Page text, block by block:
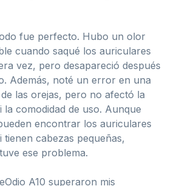
fue perfecto. Hubo un olor
cuando saqué los auriculares
vez, pero desapareció después
Además, noté un error en una
las orejas, pero no afectó la
la comodidad de uso. Aunque
encontrar los auriculares
tienen cabezas pequeñas,
ese problema.
A10 superaron mis